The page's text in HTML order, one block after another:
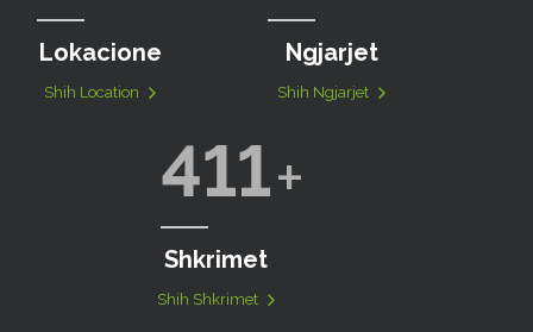
Lokacione
Shih Location
Ngjarjet
Shih Ngjarjet
411
Shkrimet
Shih Shkrimet